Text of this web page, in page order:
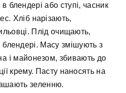
блендері або ступі, часник
Хліб нарізають,
Плід очищають,
блендері. Масу змішують з
і майонезом, збивають до
крему. Пасту наносять на
зеленню.